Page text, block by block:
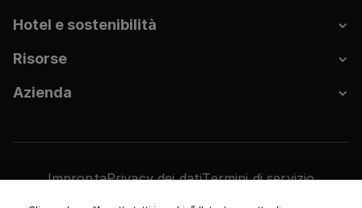
Hotel e sostenibilità
Risorse
Azienda
ImprontaPrivacy dei datiTermini di servizio